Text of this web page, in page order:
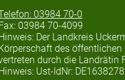
03984 70-0
Fax: 03984 70-4099
Hinweis: Der Landkreis
Körperschaft des öffentlichen
durch die Landrätin
Hinweis: Ust-IdNr: